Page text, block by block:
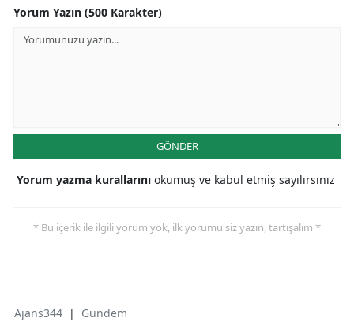
Yorum Yazın (500 Karakter)
GÖNDER
Yorum yazma kurallarını okumuş ve kabul etmiş sayılırsınız
* Bu içerik ile ilgili yorum yok, ilk yorumu siz yazın, tartışalım *
Ajans344 | Gündem